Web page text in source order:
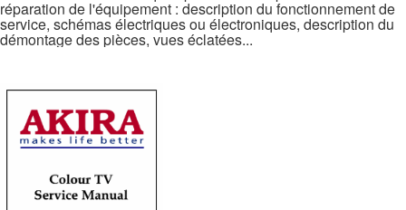
réparation de l'équipement : description du fonctionnement de
service, schémas électriques ou électroniques, description du
démontage des pièces, vues éclatées...